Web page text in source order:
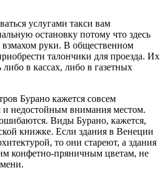
услугами такси вам
остановку потому что здесь
взмахом руки. В общественном
талончики для проезда. Их
в кассах, либо в газетных
Бурано кажется совсем
недостойным внимания местом.
Виды Бурано, кажется,
книжке. Если здания в Венеции
то они стареют, а здания
конфетно-пряничным цветам, не